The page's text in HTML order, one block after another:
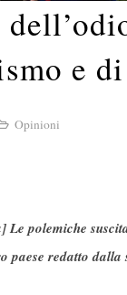
e
Opinioni
Le polemiche
paese redatto